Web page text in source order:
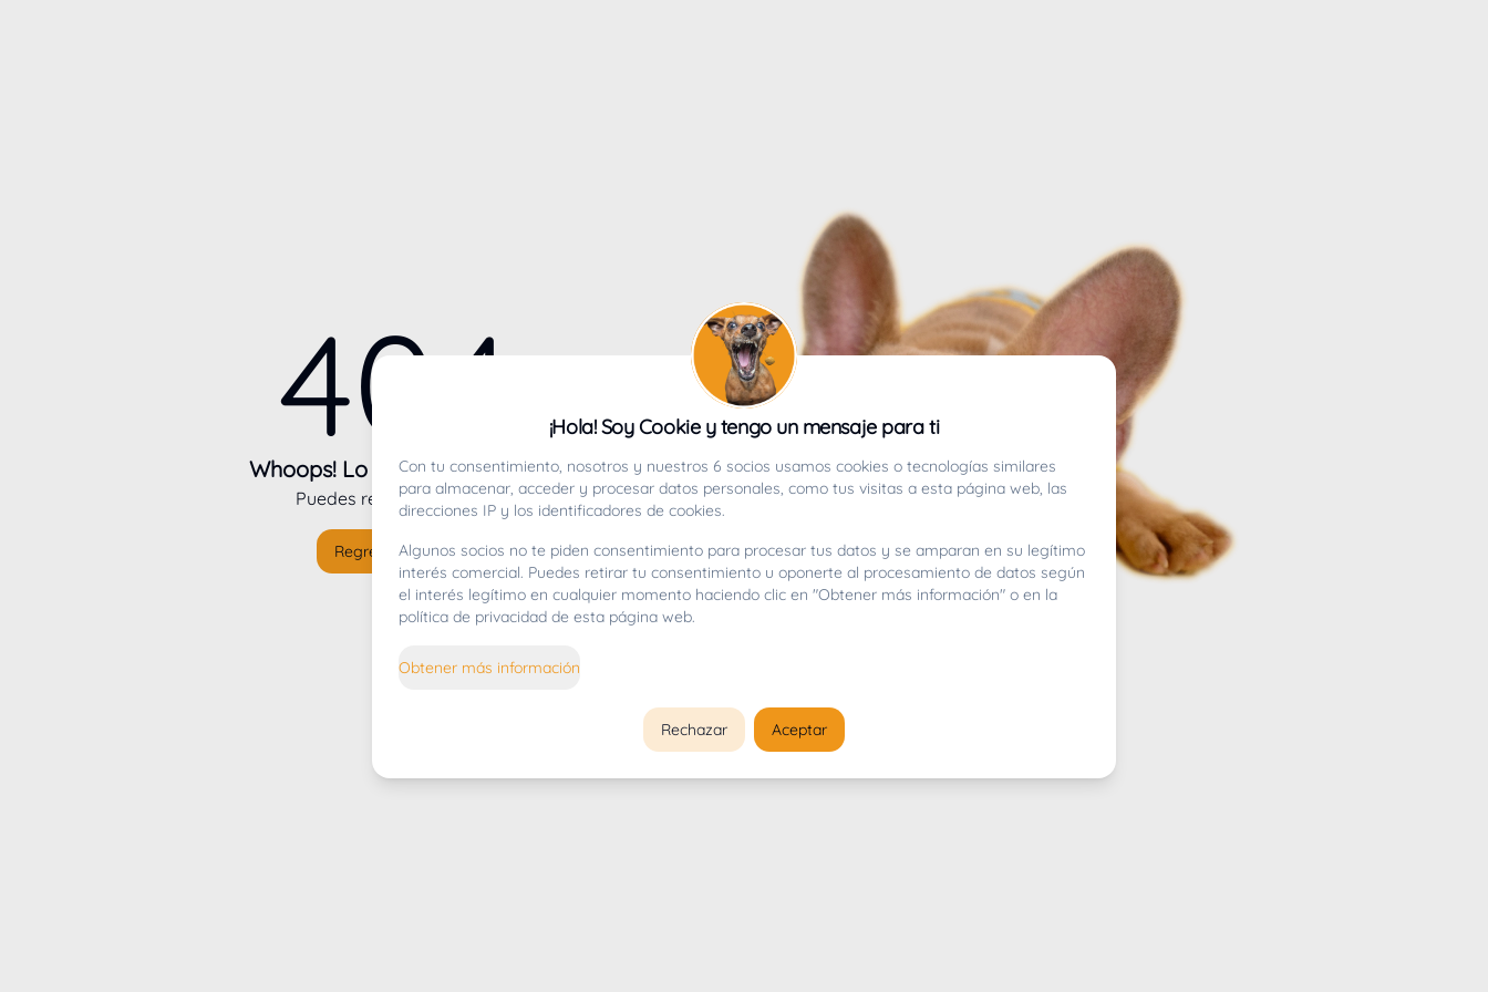
404
Whoops! Lo sentimos mucho.
Puedes regresar alinicio
Regresar al inicio
¡Hola! Soy Cookie y tengo un mensaje para ti
Con tu consentimiento, nosotros y nuestros 6 socios usamos cookies o tecnologías similares
para almacenar, acceder y procesar datos personales, como tus visitas a esta página web, las
direcciones IP y los identificadores de cookies.
Algunos socios no te piden consentimiento para procesar tus datos y se amparan en su legítimo
interés comercial. Puedes retirar tu consentimiento u oponerte al procesamiento de datos según
el interés legítimo en cualquier momento haciendo clic en "Obtener más información" o en la
política de privacidad de esta página web.
Obtener más información
Rechazar Aceptar